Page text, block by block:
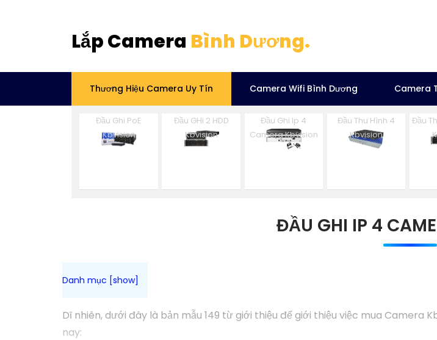
Lắp Camera Bình Dương.
Thương Hiệu Camera Uy Tín Camera Wifi Bình Dương Camera
Đầu Ghi PoE
Kbvision
Đầu GHi 2 HDD
Kbvision
Đầu Ghi Ip 4
Camera Kbvision
Đầu Thu Hình 4
Kbvision
Đầu
ĐẦU GHI IP 4
Dĩ nhiên, dưới đây là bản mẫu 149 từ giới thiệu để giới thiệu việc mua Camera
nay: